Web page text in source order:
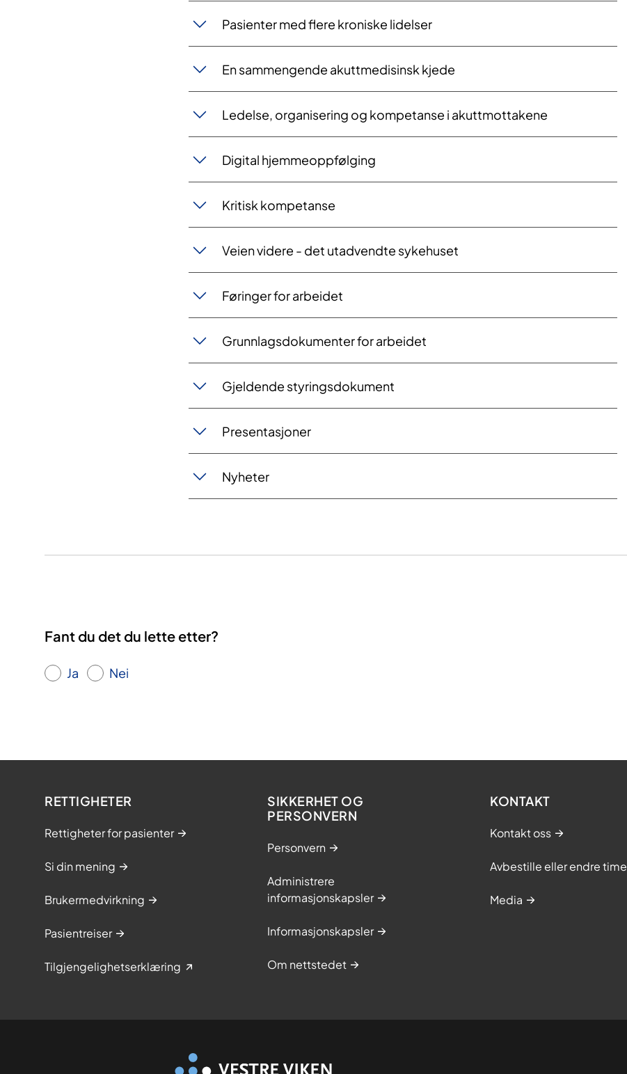
Pasienter med flere kroniske lidelser
En sammengende akuttmedisinsk kjede
Ledelse, organisering og kompetanse i akuttmottakene
Digital hjemmeoppfølging
Kritisk kompetanse
Veien videre - det utadvendte sykehuset
Føringer for arbeidet
Grunnlagsdokumenter for arbeidet
Gjeldende styringsdokument
Presentasjoner
Nyheter
Fant du det du lette etter?
Ja Nei
RETTIGHETER
Rettigheter for pasienter
Si din mening
Brukermedvirkning
Pasientreiser
Tilgjengelighetserklæring
SIKKERHET OG
PERSONVERN
Personvern
Administrere
informasjonskapsler
Informasjonskapsler
Om nettstedet
KONTAKT
Kontakt oss
Avbestille eller endre time
Media